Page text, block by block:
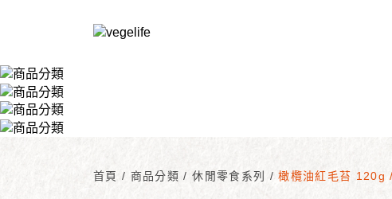
首頁/ 商品分類/ 休閒零食系列 / 橄欖油紅毛苔 120g